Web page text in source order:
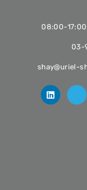
03-
shay@uriel-